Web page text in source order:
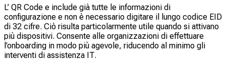
L’ QR Code e include già tutte le informazioni di
configurazione e non è necessario digitare il lungo codice EID
di 32 cifre. Ciò risulta particolarmente utile quando si attivano
più dispositivi. Consente alle organizzazioni di effettuare
l’onboarding in modo più agevole, riducendo al minimo gli
interventi di assistenza IT.